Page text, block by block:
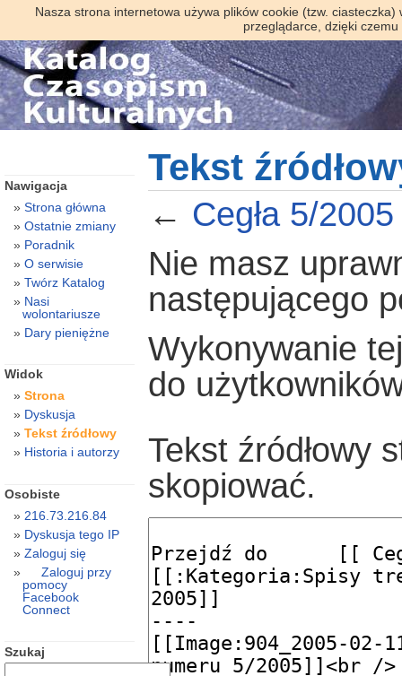
Nasza strona internetowa używa plików cookie (tzw.
przeglądarce, dzięki
Tekst
← Cegła 5/2005
Nie masz
następującego
Wykonywanie
do
Tekst źródłowy
skopiować.
Nawigacja
Strona główna
Ostatnie zmiany
Poradnik
O serwisie
Twórz Katalog
Nasi
wolontariusze
Dary pieniężne
Widok
Strona
Dyskusja
Tekst źródłowy
Historia i autorzy
Osobiste
216.73.216.84
Dyskusja tego IP
Zaloguj się
Zaloguj przy
pomocy
Facebook
Connect
Szukaj